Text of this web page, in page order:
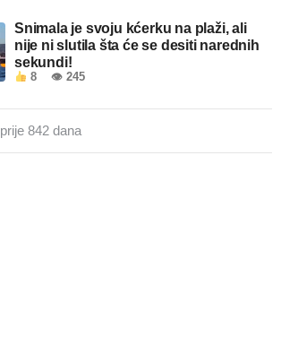
Snimala je svoju kćerku na plaži, ali
nije ni slutila šta će se desiti narednih
sekundi!
8 👁 245
prije 842 dana